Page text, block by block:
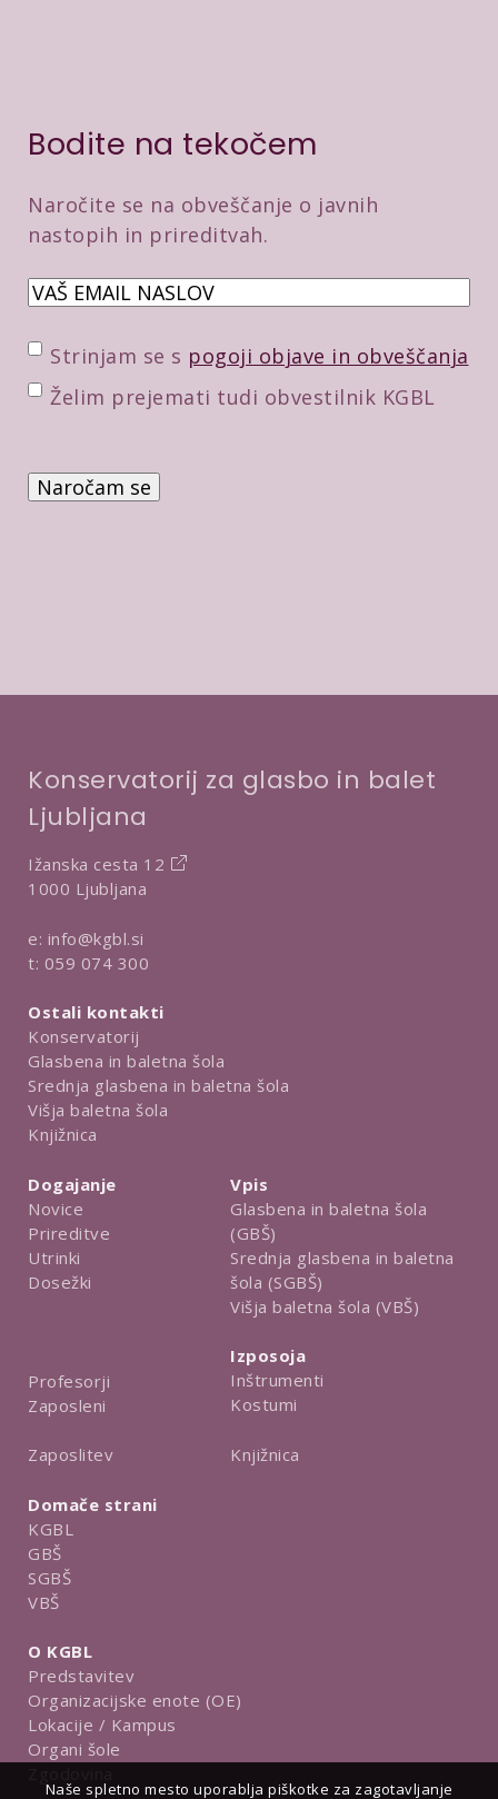
Bodite na tekočem
Naročite se na obveščanje o javnih
nastopih in prireditvah.
E
a
i
P
o
d
i
Strinjam se s pogoji objave in obveščanja
D
r
t
v
Želim prejemati tudi obvestilnik KGBL
Konservatorij za glasbo in balet
Ljubljana
Ižanska cesta 12
1000 Ljubljana
e: info@kgbl.si
t: 059 074 300
Ostali kontakti
Konservatorij
Glasbena in baletna šola
Srednja glasbena in baletna šola
Višja baletna šola
Knjižnica
Dogajanje
Novice
Prireditve
Utrinki
Dosežki
Profesorji
Zaposleni
Zaposlitev
Vpis
Glasbena in baletna šola
(GBŠ)
Srednja glasbena in baletna
šola (SGBŠ)
Višja baletna šola (VBŠ)
Izposoja
Inštrumenti
Kostumi
Knjižnica
Domače strani
KGBL
GBŠ
SGBŠ
VBŠ
O KGBL
Predstavitev
Organizacijske enote (OE)
Lokacije / Kampus
Organi šole
Naše spletno mesto uporablja piškotke za zagotavljanje